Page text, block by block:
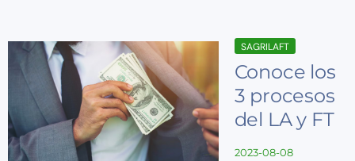
SAGRILAFT
Conoce los
3 procesos
del LA y FT
2023-08-08